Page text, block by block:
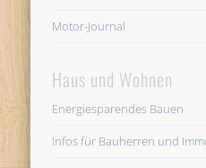
Motor-Journal
Haus und Wohnen
Energiesparendes Bauen
Infos für Bauherren und